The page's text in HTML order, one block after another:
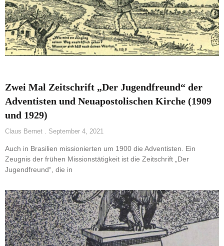
Zwei Mal Zeitschrift „Der Jugendfreund“ der
Adventisten und Neuapostolischen Kirche (1909
und 1929)
Claus Bernet September 4, 2021
Auch in Brasilien missionierten um 1900 die Adventisten. Ein
Zeugnis der frühen Missionstätigkeit ist die Zeitschrift „Der
Jugendfreund“, die in